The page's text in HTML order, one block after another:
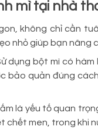
mì tại nhà
không chỉ cần
nhỏ giúp bạn nâng
dụng bột mì có
bảo quản đúng
là yếu tố quan
chết men, trong khi